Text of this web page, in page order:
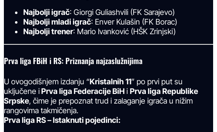
Najbolji igrač: Giorgi Guliashvili (FK Sarajevo)
Najbolji mladi igrač: Enver Kulašin (FK Borac)
Najbolji trener: Mario Ivanković (HŠK Zrinjski)
Prva liga FBiH i RS: Priznanja najzaslužnijima
U ovogodišnjem izdanju “Kristalnih 11” po prvi put su
uključene iPrva liga Federacije BiH i Prva liga Republike
Srpske, čime je prepoznat trud i zalaganje igrača u nižim
rangovima takmičenja.
Prva liga RS – Istaknuti pojedinci: